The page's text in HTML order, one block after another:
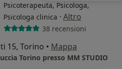
Psicoterapeuta, Psicologa,
Psicologa clinica · Altro
38 recensioni
15, Torino • Mappa
Torino presso MM STUDIO